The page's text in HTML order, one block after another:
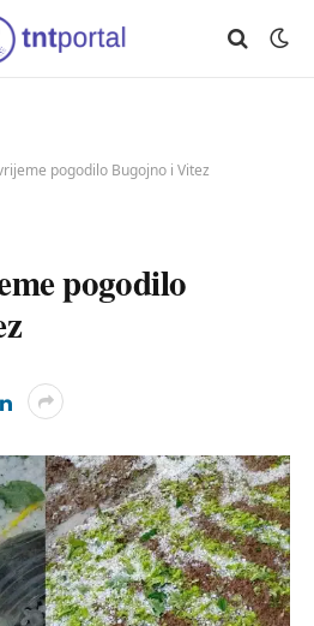
pogodilo Bugojno i Vitez
pogodilo